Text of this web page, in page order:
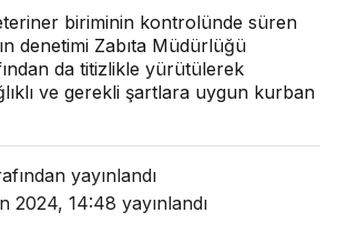
biriminin kontrolünde süren
denetimi Zabıta Müdürlüğü
da titizlikle yürütülerek
ve gerekli şartlara uygun kurban
yayınlandı
2024, 14:48 yayınlandı